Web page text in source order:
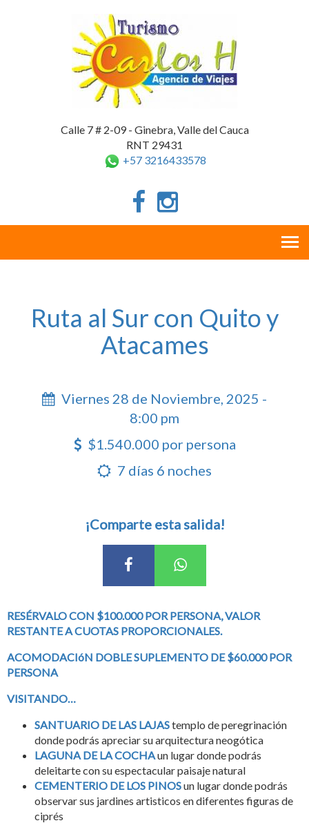
Calle 7 # 2-09 - Ginebra, Valle del Cauca
RNT 29431
+57 3216433578
Ruta al Sur con Quito y
Atacames
Viernes 28 de Noviembre, 2025 -
8:00 pm
$1.540.000 por persona
7 días 6 noches
¡Comparte esta salida!
RESÉRVALO CON $100.000 POR PERSONA, VALOR
RESTANTE A CUOTAS PROPORCIONALES.
ACOMODACIóN DOBLE SUPLEMENTO DE $60.000 POR
PERSONA
VISITANDO…
SANTUARIO DE LAS LAJAStemplo de peregrinación
donde podrás apreciar su arquitectura neogótica
LAGUNA DE LA COCHAun lugar donde podrás
deleitarte con su espectacular paisaje natural
CEMENTERIO DE LOS PINOSun lugar donde podrás
observar sus jardines artisticos en diferentes figuras de
ciprés